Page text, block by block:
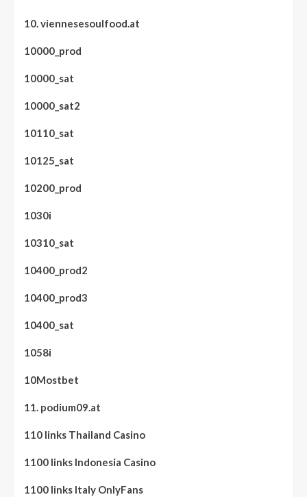
10. viennesesoulfood.at
10000_prod
10000_sat
10000_sat2
10110_sat
10125_sat
10200_prod
1030i
10310_sat
10400_prod2
10400_prod3
10400_sat
1058i
10Mostbet
11. podium09.at
110 links Thailand Casino
1100 links Indonesia Casino
1100 links Italy OnlyFans